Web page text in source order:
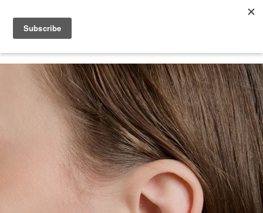
您的購物車目前還是空的。
繼續購物